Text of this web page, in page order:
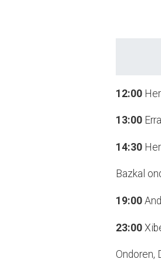
12:00
13:00
14:30
Bazkal
19:00
23:00
Ondoren,